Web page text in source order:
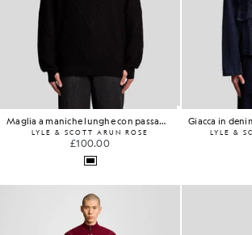
Maglia a maniche lunghe con passamontagna
LYLE & SCOTT ARUN ROSE
£100.00
LYLE &